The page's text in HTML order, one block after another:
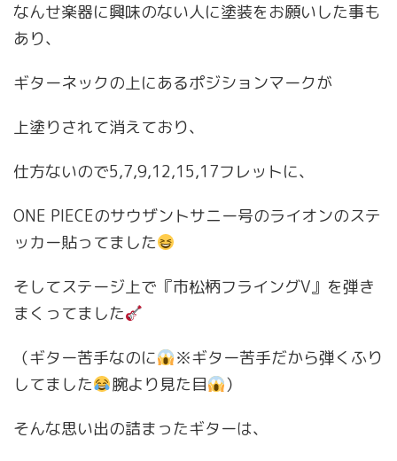
なんせ楽器に興味のない人に塗装をお願いした事も
あり、
ギターネックの上にあるポジションマークが
上塗りされて消えており、
仕方ないので5,7,9,12,15,17フレットに、
ONE PIECEのサウザントサニー号のライオンのステ
ッカー貼ってました
そしてステージ上で『市松柄フライングV』を弾き
まくってました
（ギター苦手なのに
※ギター苦手だから弾くふり
してました
腕より見た目
）
そんな思い出の詰まったギターは、